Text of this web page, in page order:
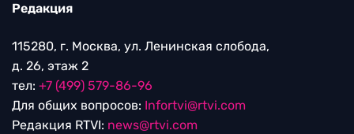
Редакция
115280, г. Москва, ул. Ленинская слобода,
д. 26, этаж 2
тел: +7 (499) 579-86-96
Для общих вопросов: Infortvi@rtvi.com
Редакция RTVI: news@rtvi.com